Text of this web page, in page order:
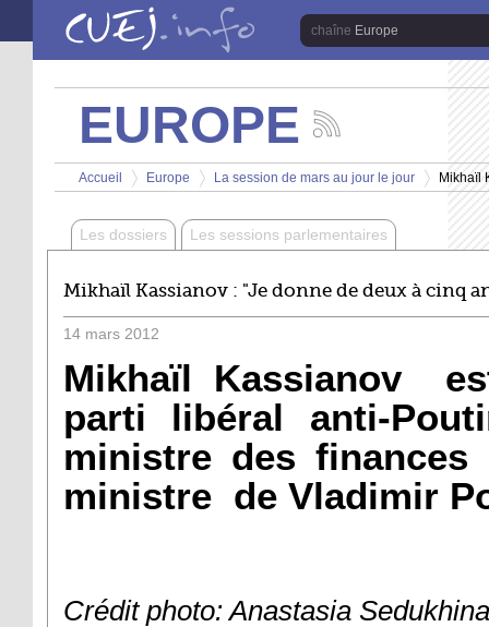
Aller au contenu principal
Europe
EUROPE
les
actualités
de
chaîne
Europe
Vous êtes ici
Accueil
>
Europe
>
La session de mars au jour le jour
>
Mikhaïl
Les dossiers Les sessions parlementaires
Mikhaïl Kassianov : "Je donne de deux à cinq
14 mars 2012
Mikhaïl Kassianov
parti libéral anti-
ministre des
ministre de Vladimir
Crédit photo: Anastasia Sedukhina